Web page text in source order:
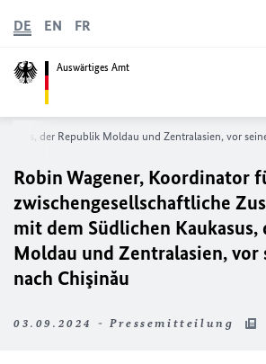
Auswärtiges Amt
DE EN FR
der Republik Moldau und Zentralasien, vor
Robin Wagener, Koordinator
zwischengesellschaftliche
mit dem Südlichen
Moldau und Zentralasien, vor
nach Chişinău
03.09.2024 - Pressemitteilung